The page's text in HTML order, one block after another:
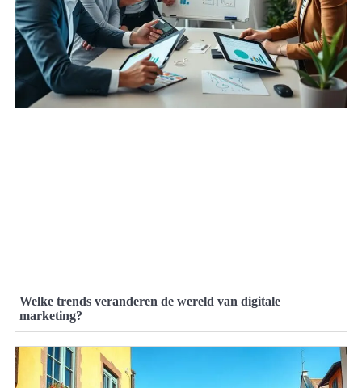
Welke trends veranderen de wereld van digitale
marketing?